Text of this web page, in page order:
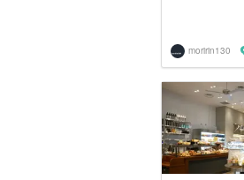
moririn130